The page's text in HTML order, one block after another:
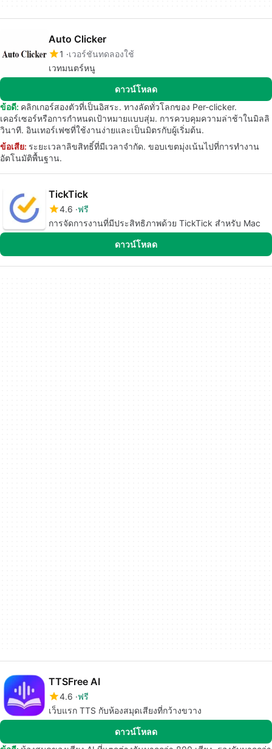
Auto Clicker
1
เวอร์ชันทดลองใช้
เวทมนตร์หนู
ดาวน์โหลด
ข้อดี: คลิกเกอร์สองตัวที่เป็นอิสระ. ทางลัดทั่วโลกของ Per-clicker.
เคอร์เซอร์หรือการกำหนดเป้าหมายแบบสุ่ม. การควบคุมความล่าช้าในมิลลิ
วินาที. อินเทอร์เฟซที่ใช้งานง่ายและเป็นมิตรกับผู้เริ่มต้น.
ข้อเสีย: ระยะเวลาลิขสิทธิ์ที่มีเวลาจำกัด. ขอบเขตมุ่งเน้นไปที่การทำงาน
อัตโนมัติพื้นฐาน.
TickTick
4.6 ฟรี
การจัดการงานที่มีประสิทธิภาพด้วย TickTick สำหรับ Mac
ดาวน์โหลด
TTSFree AI
4.6 ฟรี
เว็บแรก TTS กับห้องสมุดเสียงที่กว้างขวาง
ดาวน์โหลด